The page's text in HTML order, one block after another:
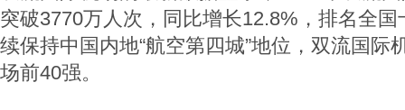
突破3770万人次，同比增长12.8%，排名全
续保持中国内地“航空第四城”地位，双流国际
场前40强。